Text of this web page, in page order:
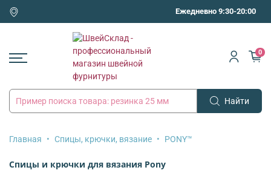
Ежедневно 9:30-20:00
Найти
0
Главная Спицы, крючки, вязание PONY™
Спицы и крючки для вязания Pony